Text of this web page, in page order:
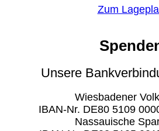
Zum
Unsere
Wiesbadener
IBAN-Nr. DE80 5109
Nassauische